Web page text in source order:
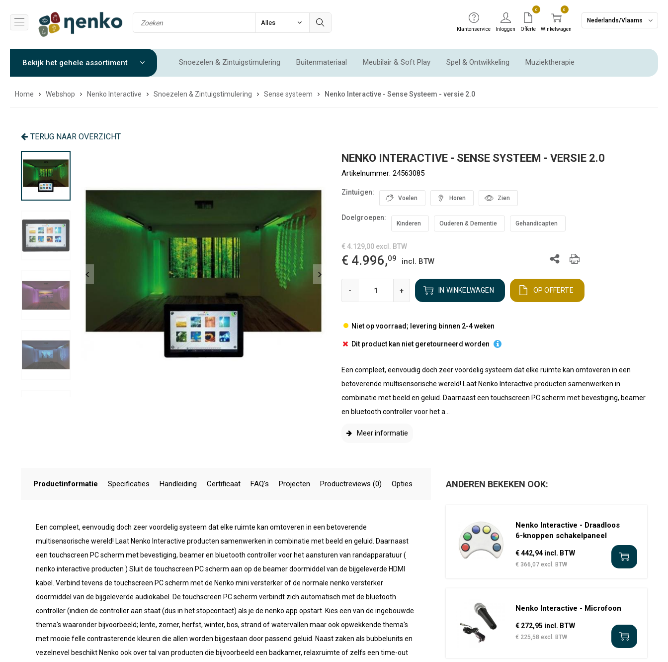
Klantenservice Inloggen
0
Offerte
0
Winkelwagen
Nederlands/Vlaams
Bekijk het gehele assortiment Snoezelen & Zintuigstimulering Buitenmateriaal Meubilair & Soft Play Spel & Ontwikkeling Muziektherapie
Sensorische Integratie & Beweging Voordeelsets Acties Nieuw
Home Webshop Nenko Interactive Snoezelen & Zintuigstimulering Sense systeem Nenko Interactive - Sense Systeem - versie 2.0
TERUG NAAR OVERZICHT
NENKO INTERACTIVE - SENSE SYSTEEM - VERSIE 2.0
Artikelnummer: 24563085
Zintuigen:
Voelen Horen Zien
Doelgroepen:
Kinderen Ouderen & Dementie Gehandicapten
€ 4.129,00 excl. BTW
€ 4.996,09 incl. BTW
- + IN WINKELWAGEN OP OFFERTE
Niet op voorraad; levering binnen 2-4 weken
Dit product kan niet geretourneerd worden
Een compleet, eenvoudig doch zeer voordelig systeem dat elke ruimte kan omtoveren in een
betoverende multisensorische wereld! Laat Nenko Interactive producten samenwerken in
combinatie met beeld en geluid. Daarnaast een touchscreen PC scherm met bevestiging, beamer
en bluetooth controller voor het a...
Meer informatie
Productinformatie Specificaties Handleiding Certificaat FAQ's Projecten Productreviews (0) Opties
Een compleet, eenvoudig doch zeer voordelig systeem dat elke ruimte kan omtoveren in een betoverende
multisensorische wereld! Laat Nenko Interactive producten samenwerken in combinatie met beeld en geluid. Daarnaast
een touchscreen PC scherm met bevestiging, beamer en bluetooth controller voor het aansturen van randapparatuur (
nenko interactive producten ) Sluit de touchscreen PC scherm aan op de beamer doormiddel van de bijgeleverde HDMI
kabel. Verbind tevens de touchscreen PC scherm met de Nenko mini versterker of de normale nenko versterker
doormiddel van de bijgeleverde audiokabel. De touchscreen PC scherm verbindt zich automatisch met de bluetooth
controller (indien de controller aan staat (dus in het stopcontact) als je de nenko app opstart. Kies een van de ingebouwde
thema's waaronder bijvoorbeeld; lente, zomer, herfst, winter, bos, strand of watervallen maar ook opwekkende thema's
met mooie felle contrasterende kleuren die allen worden bijgestaan door passend geluid. Naast zaken als bubbelunits en
vezelnevel beschikt Nenko ook over tal van producten die bijvoorbeeld een badkamer, relaxruimte of zelfs een time-out
ANDEREN BEKEKEN OOK:
Nenko Interactive - Draadloos
6-knoppen schakelpaneel
€ 442,94 incl. BTW
€ 366,07 excl. BTW
Nenko Interactive - Microfoon
€ 272,95 incl. BTW
€ 225,58 excl. BTW